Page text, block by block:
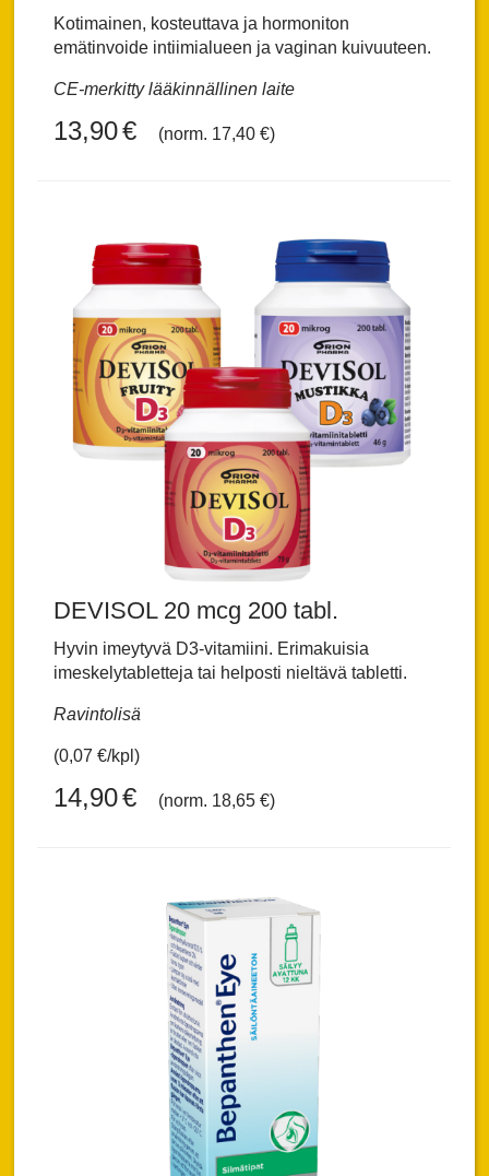
Kotimainen, kosteuttava ja hormoniton
emätinvoide intiimialueen ja vaginan kuivuuteen.
CE-merkitty lääkinnällinen laite
13,90€ (norm. 17,40 €)
DEVISOL 20 mcg 200 tabl.
Hyvin imeytyvä D3-vitamiini. Erimakuisia
imeskelytabletteja tai helposti nieltävä tabletti.
Ravintolisä
(0,07 €/kpl)
14,90€ (norm. 18,65 €)